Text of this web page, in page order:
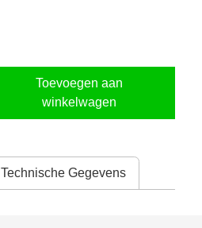
Toevoegen aan
winkelwagen
Technische Gegevens